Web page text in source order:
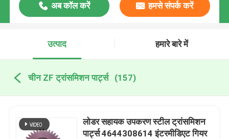
अब कॉल करें हमसे संपर्क करें
उत्पाद हमारे बारे में
चीन ZF ट्रांसमिशन पार्ट्स (157)
लोडर सहायक उपकरण स्टील ट्रांसमिशन
पार्ट्स 4644308614 इंटरमीडिएट गियर